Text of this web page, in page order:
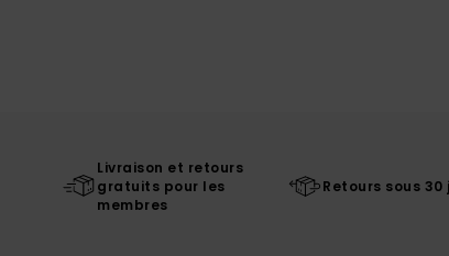
Livraison et retours
gratuits pour les
membres
Retours sous 30